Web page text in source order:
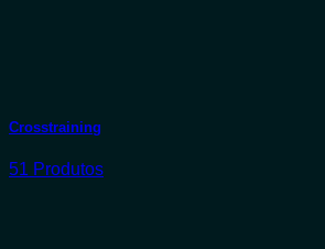
Crosstraining
51 Produtos